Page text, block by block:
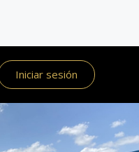
Iniciar sesión